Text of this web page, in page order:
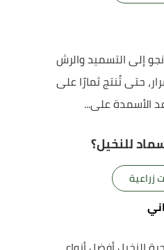
إلى التسميد والرش
حتى تُنتج ثمارًا على
الأسمدة على...
للنخيل؟
زراعية